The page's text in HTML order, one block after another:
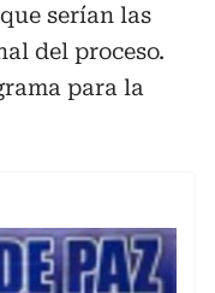
serían las
del proceso.
para la